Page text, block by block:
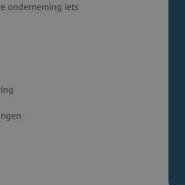
onderneming iets